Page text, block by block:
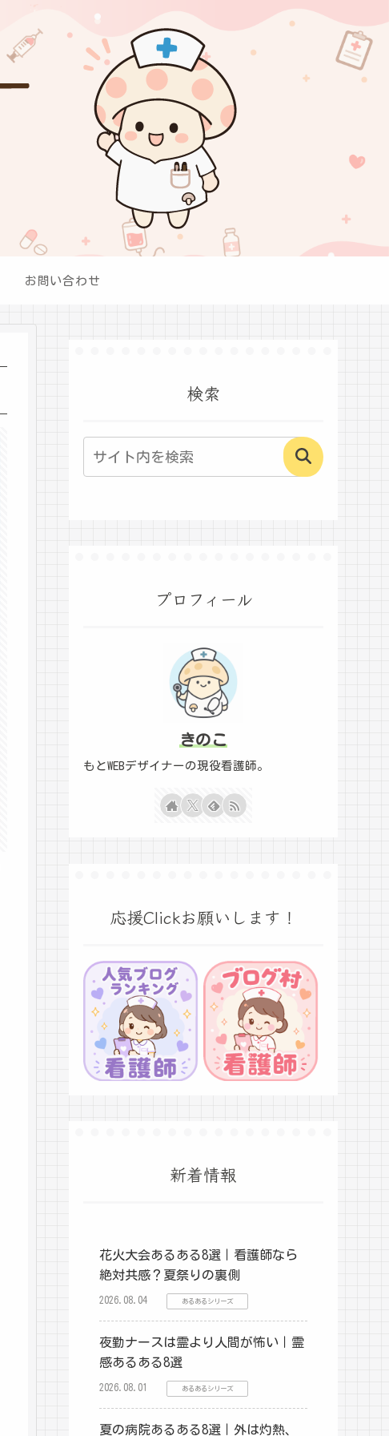
お問い合わせ
検索
プロフィール
きのこ
もとWEBデザイナーの現役看護師。
応援Clickお願いします！
新着情報
花火大会あるある8選｜看護師なら
絶対共感？夏祭りの裏側
2026.08.04 あるあるシリーズ
夜勤ナースは霊より人間が怖い｜霊
感あるある8選
2026.08.01 あるあるシリーズ
夏の病院あるある8選｜外は灼熱、